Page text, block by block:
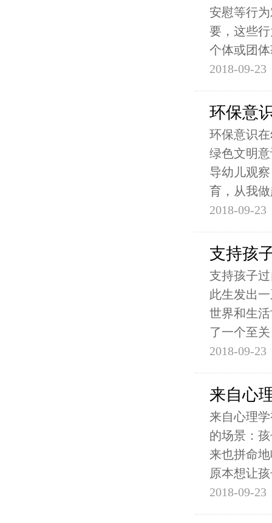
安慰等行
要，这些
个体或团
2018-09-23
环保意
环保意识
绿色文明
导幼儿观
育，从我
2018-09-23
支持孩
支持孩子
此生发出
世界和生
了一个至关
2018-09-23
来自心
来自心理
的场景：
来也拼命
原本想让
2018-09-23